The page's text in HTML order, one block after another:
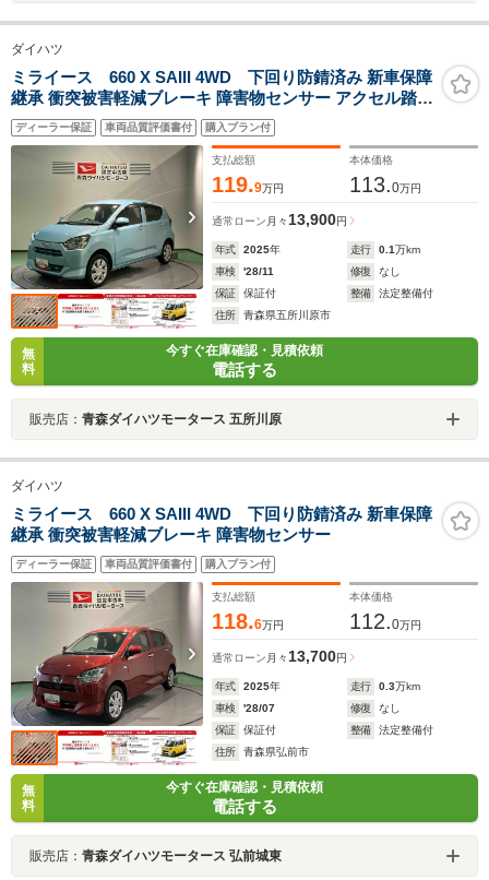
ダイハツ
ミライース 660 X SAIII 4WD 下回り防錆済み 新車保障
継承 衝突被害軽減ブレーキ 障害物センサー アクセル踏み
間違い防止装置
ディーラー保証 車両品質評価書付 購入プラン付
支払総額
119.9万円
本体価格
113.0万円
通常ローン 月々13,900円
年式 2025年 走行 0.1万km
車検
'28/11 修復
なし
保証
保証付 整備
法定整備付
住所
青森県五所川原市
無
料
今すぐ在庫確認・見積依頼
電話する
販売店： 青森ダイハツモータース 五所川原
ダイハツ
ミライース 660 X SAIII 4WD 下回り防錆済み 新車保障
継承 衝突被害軽減ブレーキ 障害物センサー
ディーラー保証 車両品質評価書付 購入プラン付
支払総額
118.6万円
本体価格
112.0万円
通常ローン 月々13,700円
年式 2025年 走行 0.3万km
車検
'28/07 修復
なし
保証
保証付 整備
法定整備付
住所
青森県弘前市
無
料
今すぐ在庫確認・見積依頼
電話する
販売店： 青森ダイハツモータース 弘前城東